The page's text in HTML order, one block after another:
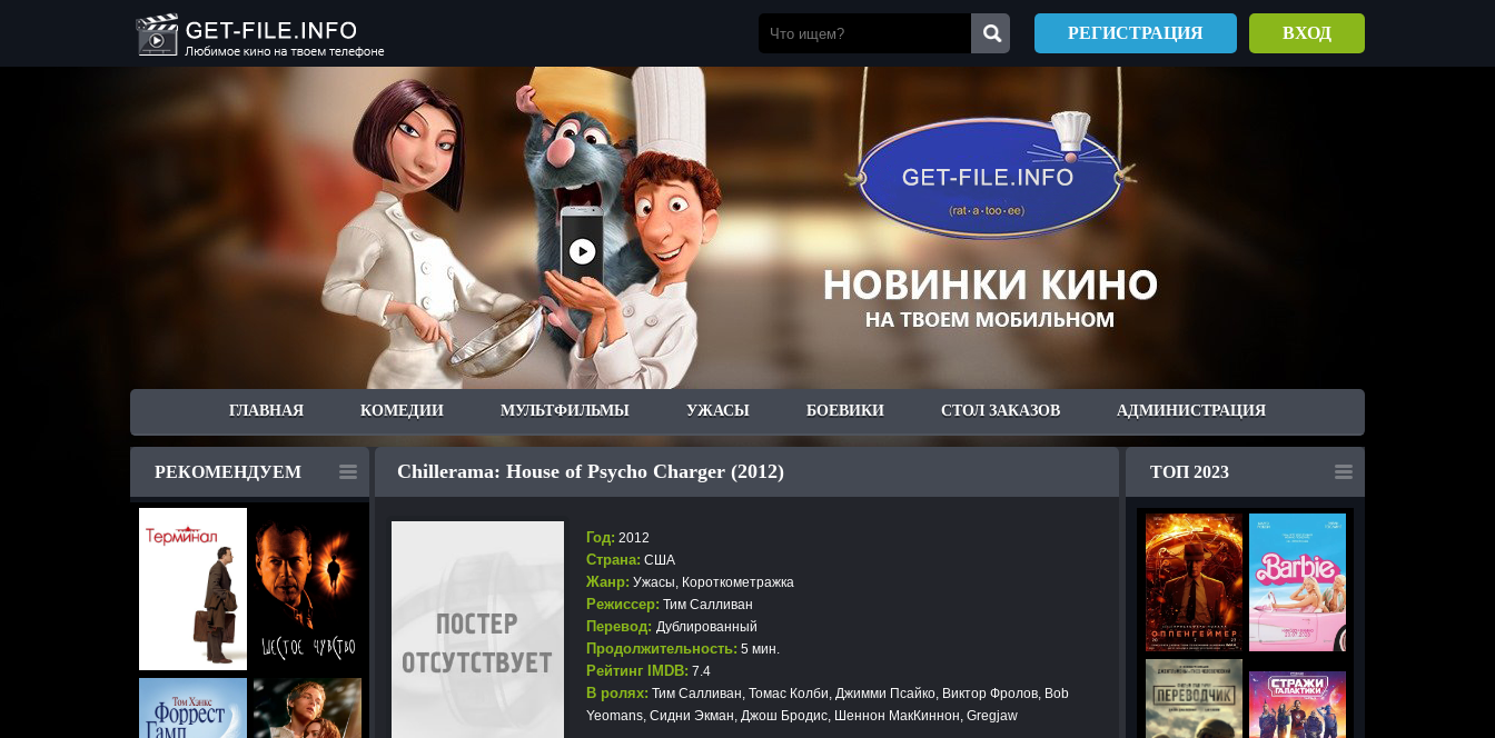
РЕГИСТРАЦИЯ ВХОД
ГЛАВНАЯ КОМЕДИИ МУЛЬТФИЛЬМЫ УЖАСЫ БОЕВИКИ СТОЛ ЗАКАЗОВ АДМИНИСТРАЦИЯ
РЕКОМЕНДУЕМ Chillerama: House of Psycho Charger (2012)
Год: 2012
Страна: США
Жанр: Ужасы, Короткометражка
Режиссер: Тим Салливан
Перевод: Дублированный
Продолжительность: 5 мин.
Рейтинг IMDB: 7.4
В ролях: Тим Салливан, Томас Колби, Джимми Псайко, Виктор Фролов, Bob
Yeomans, Сидни Экман, Джош Бродис, Шеннон МакКиннон, Gregjaw
ТОП 2023